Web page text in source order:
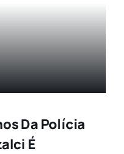
Da Polícia
É